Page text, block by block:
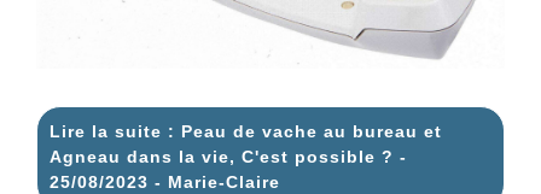
Lire la suite : Peau de vache au bureau et
Agneau dans la vie, C'est possible ? -
25/08/2023 - Marie-Claire